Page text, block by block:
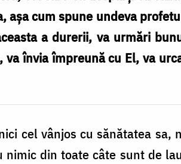
așa cum spune undeva
a durerii, va urmări
învia împreună cu El, va
cel vânjos cu sănătatea sa,
din toate câte sunt de